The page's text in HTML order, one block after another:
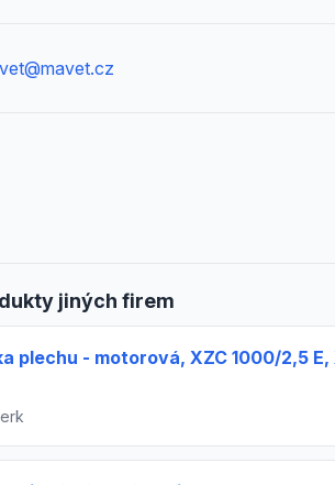
jiných firem
plechu - motorová, XZC 1000/2,5 E,